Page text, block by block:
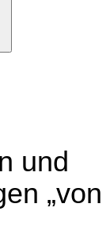
und
„von